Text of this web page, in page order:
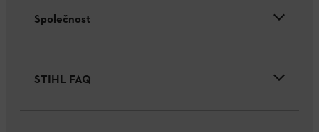
Společnost
STIHL FAQ